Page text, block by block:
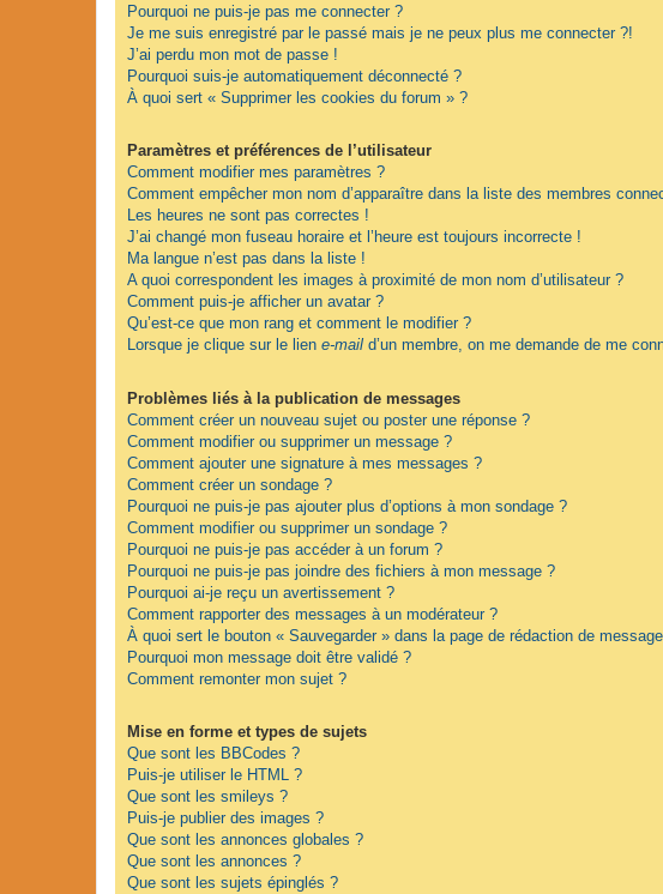
Pourquoi ne puis-je pas me connecter ?
Je me suis enregistré par le passé mais je ne peux plus me connecter ?!
J’ai perdu mon mot de passe !
Pourquoi suis-je automatiquement déconnecté ?
À quoi sert « Supprimer les cookies du forum » ?
Paramètres et préférences de l’utilisateur
Comment modifier mes paramètres ?
Comment empêcher mon nom d’apparaître dans la liste des membres
Les heures ne sont pas correctes !
J’ai changé mon fuseau horaire et l’heure est toujours incorrecte !
Ma langue n’est pas dans la liste !
A quoi correspondent les images à proximité de mon nom d’utilisateur ?
Comment puis-je afficher un avatar ?
Qu’est-ce que mon rang et comment le modifier ?
Lorsque je clique sur le lien e-mail d’un membre, on me demande de me
Problèmes liés à la publication de messages
Comment créer un nouveau sujet ou poster une réponse ?
Comment modifier ou supprimer un message ?
Comment ajouter une signature à mes messages ?
Comment créer un sondage ?
Pourquoi ne puis-je pas ajouter plus d’options à mon sondage ?
Comment modifier ou supprimer un sondage ?
Pourquoi ne puis-je pas accéder à un forum ?
Pourquoi ne puis-je pas joindre des fichiers à mon message ?
Pourquoi ai-je reçu un avertissement ?
Comment rapporter des messages à un modérateur ?
À quoi sert le bouton « Sauvegarder » dans la page de rédaction de
Pourquoi mon message doit être validé ?
Comment remonter mon sujet ?
Mise en forme et types de sujets
Que sont les BBCodes ?
Puis-je utiliser le HTML ?
Que sont les smileys ?
Puis-je publier des images ?
Que sont les annonces globales ?
Que sont les annonces ?
Que sont les sujets épinglés ?